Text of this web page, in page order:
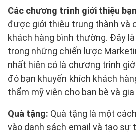
Các chương trình giới thiệu
được giới thiệu trung thành và
khách hàng bình thường. Đây
trong những chiến lược
nhất hiện có là chương trình
đó bạn khuyến khích khách
thẩm mỹ viện cho bạn bè và
Quà tặng: Quà tặng là một
vào danh sách email và tạo